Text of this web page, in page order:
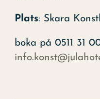
Plats: Skara
boka på 0511 31